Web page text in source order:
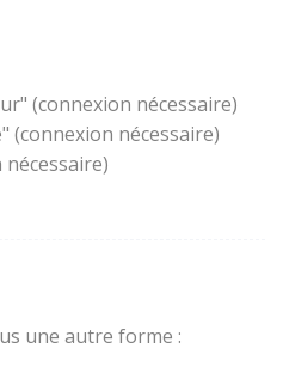
(connexion nécessaire)
(connexion nécessaire)
une autre forme :